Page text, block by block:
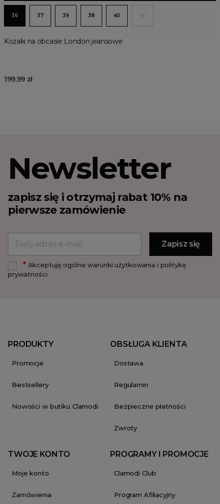
36 37 39 38 40 41
Kozaki na obcasie London jeansowe
199,99 zł
Newsletter
zapisz się i otrzymaj rabat 10% na
pierwsze zamówienie
*Akceptuję ogólne warunki użytkowania i politykę
prywatności
PRODUKTY
Promocje
Bestsellery
Nowości w butiku Clamodi
OBSŁUGA KLIENTA
Dostawa
Regulamin
Bezpieczne płatności
Zwroty
TWOJE KONTO
Moje konto
Zamówienia
PROGRAMY I PROMOCJE
Clamodi Club
Program Afiliacyjny